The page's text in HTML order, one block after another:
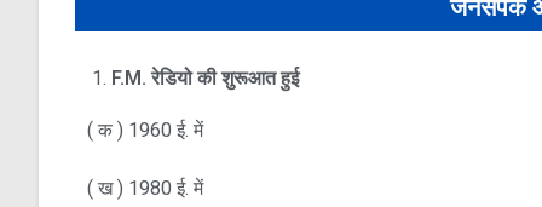
जनसंपर्क
F.M.रेडियो की शुरूआत हुई
( क ) 1960 ई. में
( ख ) 1980 ई. में